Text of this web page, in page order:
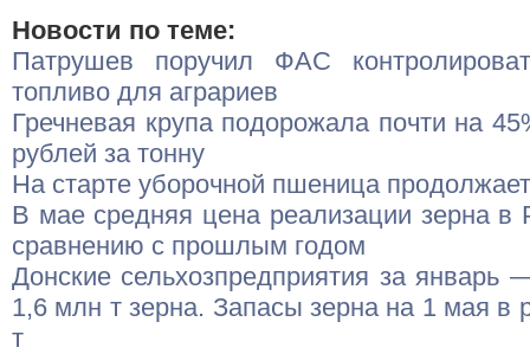
Новости по теме:
Патрушев поручил ФАС
топливо для аграриев
Гречневая крупа подорожала почти на
рублей за тонну
На старте уборочной пшеница
В мае средняя цена реализации зерна в
сравнению с прошлым годом
Донские сельхозпредприятия за январь
1,6 млн т зерна. Запасы зерна на 1 мая в
т